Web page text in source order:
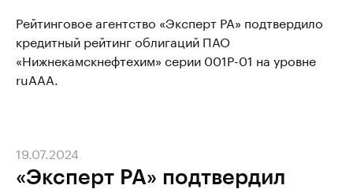
Рейтинговое агентство «Эксперт РА» подтвердило
кредитный рейтинг облигаций ПАО
«Нижнекамскнефтехим» серии 001P-01 на уровне
ruАAА.
«Эксперт РА» подтвердил
19.07.2024